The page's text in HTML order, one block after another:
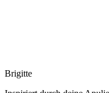
Brigitte